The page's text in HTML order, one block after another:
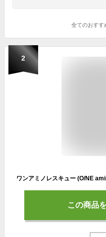
全てのおすす
2
この商品